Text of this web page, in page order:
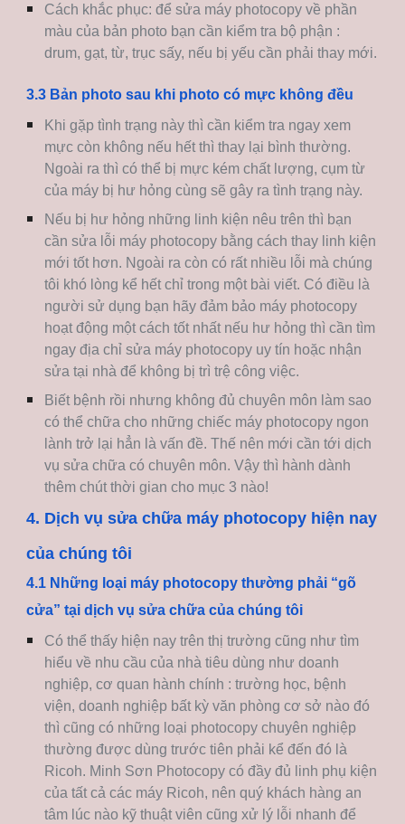
Cách khắc phục: để sửa máy photocopy về phần
màu của bản photo bạn cần kiểm tra bộ phận :
drum, gạt, từ, trục sấy, nếu bị yếu cần phải thay mới.
3.3 Bản photo sau khi photo có mực không đều
Khi gặp tình trạng này thì cần kiểm tra ngay xem
mực còn không nếu hết thì thay lại bình thường.
Ngoài ra thì có thể bị mực kém chất lượng, cụm từ
của máy bị hư hỏng cùng sẽ gây ra tình trạng này.
Nếu bị hư hỏng những linh kiện nêu trên thì bạn
cần sửa lỗi máy photocopy bằng cách thay linh kiện
mới tốt hơn. Ngoài ra còn có rất nhiều lỗi mà chúng
tôi khó lòng kể hết chỉ trong một bài viết. Có điều là
người sử dụng bạn hãy đảm bảo máy photocopy
hoạt động một cách tốt nhất nếu hư hỏng thì cần tìm
ngay địa chỉ sửa máy photocopy uy tín hoặc nhận
sửa tại nhà để không bị trì trệ công việc.
Biết bệnh rồi nhưng không đủ chuyên môn làm sao
có thể chữa cho những chiếc máy photocopy ngon
lành trở lại hẳn là vấn đề. Thế nên mới cần tới dịch
vụ sửa chữa có chuyên môn. Vậy thì hành dành
thêm chút thời gian cho mục 3 nào!
4. Dịch vụ sửa chữa máy photocopy hiện nay
của chúng tôi
4.1 Những loại máy photocopy thường phải “gõ
cửa” tại dịch vụ sửa chữa của chúng tôi
Có thể thấy hiện nay trên thị trường cũng như tìm
hiểu về nhu cầu của nhà tiêu dùng như doanh
nghiệp, cơ quan hành chính : trường học, bệnh
viện, doanh nghiệp bất kỳ văn phòng cơ sở nào đó
thì cũng có những loại photocopy chuyên nghiệp
thường được dùng trước tiên phải kể đến đó là
Ricoh. Minh Sơn Photocopy có đầy đủ linh phụ kiện
của tất cả các máy Ricoh, nên quý khách hàng an
tâm lúc nào kỹ thuật viên cũng xử lý lỗi nhanh để